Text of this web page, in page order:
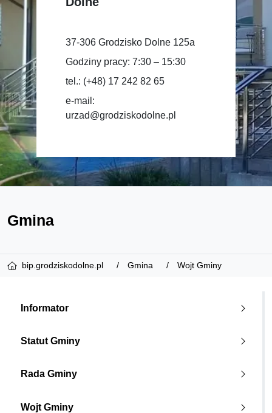
37-306 Grodzisko Dolne 125a
Godziny pracy: 7:30 – 15:30
tel.: (+48) 17 242 82 65
e-mail:
urzad@grodziskodolne.pl
Gmina
bip.grodziskodolne.pl Gmina Wojt Gminy
Informator
Statut Gminy
Rada Gminy
Wojt Gminy